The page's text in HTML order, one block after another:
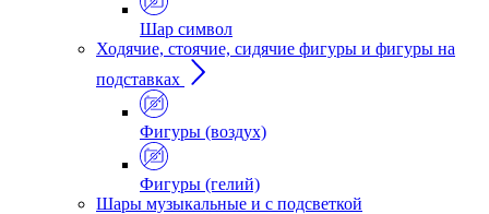
Шар символ
Ходячие, стоячие, сидячие фигуры и фигуры на
подставках
Фигуры (воздух)
Фигуры (гелий)
Шары музыкальные и с подсветкой